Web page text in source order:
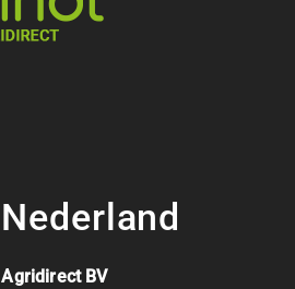
Nederland
Agridirect BV